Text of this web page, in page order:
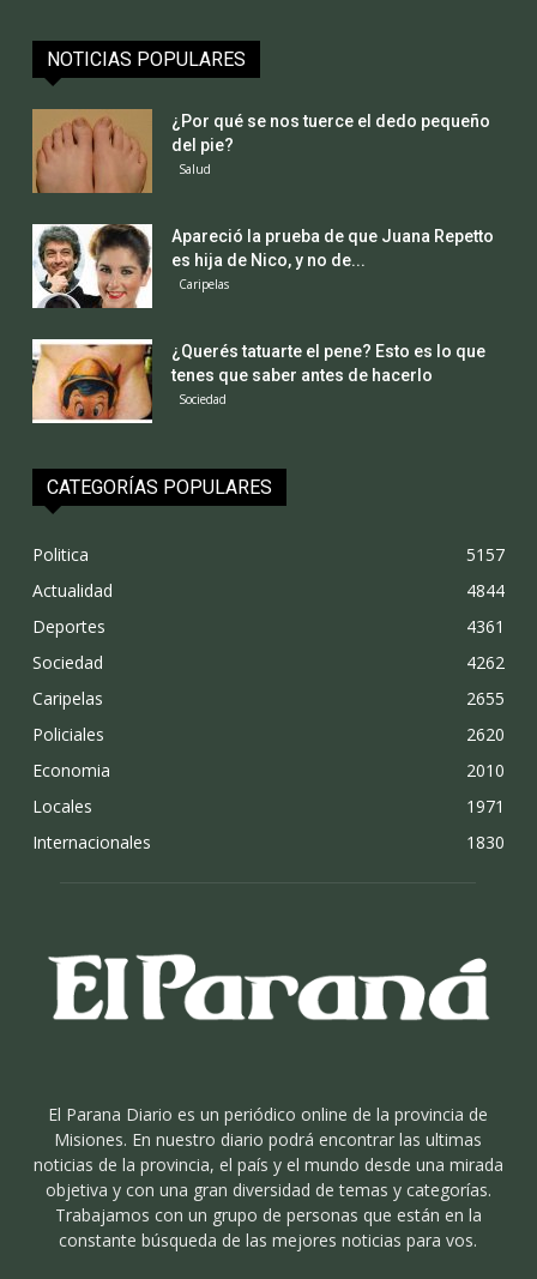
NOTICIAS POPULARES
¿Por qué se nos tuerce el dedo pequeño
del pie?
Salud
Apareció la prueba de que Juana Repetto
es hija de Nico, y no de...
Caripelas
¿Querés tatuarte el pene? Esto es lo que
tenes que saber antes de hacerlo
Sociedad
CATEGORÍAS POPULARES
Politica
5157
Actualidad
4844
Deportes
4361
Sociedad
4262
Caripelas
2655
Policiales
2620
Economia
2010
Locales
1971
Internacionales
1830
El Parana Diario es un periódico online de la provincia de
Misiones. En nuestro diario podrá encontrar las ultimas
noticias de la provincia, el país y el mundo desde una mirada
objetiva y con una gran diversidad de temas y categorías.
Trabajamos con un grupo de personas que están en la
constante búsqueda de las mejores noticias para vos.